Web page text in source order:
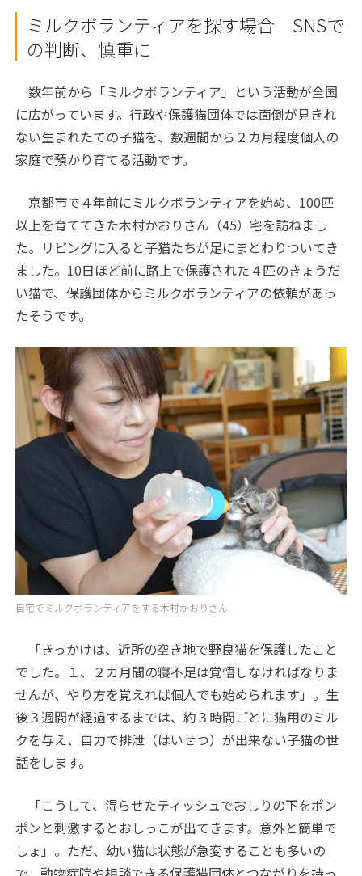
ミルクボランティアを探す場合 SNSで
の判断、慎重に
数年前から「ミルクボランティア」という活動が全国
に広がっています。行政や保護猫団体では面倒が見きれ
ない生まれたての子猫を、数週間から２カ月程度個人の
家庭で預かり育てる活動です。
京都市で４年前にミルクボランティアを始め、100匹
以上を育ててきた木村かおりさん（45）宅を訪ねまし
た。リビングに入ると子猫たちが足にまとわりついてき
ました。10日ほど前に路上で保護された４匹のきょうだ
い猫で、保護団体からミルクボランティアの依頼があっ
たそうです。
自宅でミルクボランティアをする木村かおりさん
「きっかけは、近所の空き地で野良猫を保護したこと
でした。１、２カ月間の寝不足は覚悟しなければなりま
せんが、やり方を覚えれば個人でも始められます」。生
後３週間が経過するまでは、約３時間ごとに猫用のミル
クを与え、自力で排泄（はいせつ）が出来ない子猫の世
話をします。
「こうして、湿らせたティッシュでおしりの下をポン
ポンと刺激するとおしっこが出てきます。意外と簡単で
しょ」。ただ、幼い猫は状態が急変することも多いの